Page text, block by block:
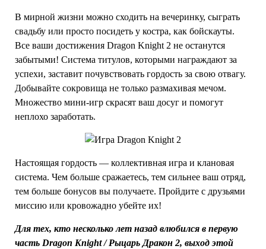
В мирной жизни можно сходить на вечеринку, сыграть
свадьбу или просто посидеть у костра, как бойскауты.
Все ваши достижения Dragon Knight 2 не останутся
забытыми! Система титулов, которыми награждают за
успехи, заставит почувствовать гордость за свою отвагу.
Добывайте сокровища не только размахивая мечом.
Множество мини-игр скрасят ваш досуг и помогут
неплохо заработать.
Настоящая гордость — коллективная игра и клановая
система. Чем больше сражаетесь, тем сильнее ваш отряд,
тем больше бонусов вы получаете. Пройдите с друзьями
миссию или кровожадно убейте их!
Для тех, кто несколько лет назад влюбился в первую
часть Dragon Knight / Рыцарь Дракон 2, выход этой